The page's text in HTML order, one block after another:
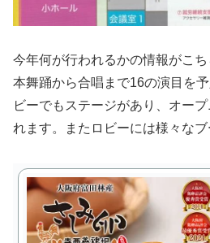
今年何が行われるかの情報がこ
本舞踊から合唱まで16の演目を
ビーでもステージがあり、オー
れます。またロビーには様々なブ